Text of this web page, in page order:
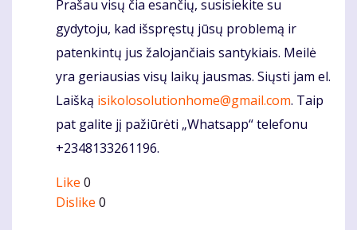
Prašau visų čia esančių, susisiekite su
gydytoju, kad išspręstų jūsų problemą ir
patenkintų jus žalojančiais santykiais. Meilė
yra geriausias visų laikų jausmas. Siųsti jam el.
Laišką isikolosolutionhome@gmail.com. Taip
pat galite jį pažiūrėti „Whatsapp“ telefonu
+2348133261196.
Like 0
Dislike 0